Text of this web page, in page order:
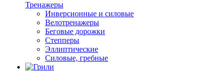
Тренажеры
Инверсионные и силовые
Велотренажеры
Беговые дорожки
Степперы
Эллиптические
Силовые, гребные